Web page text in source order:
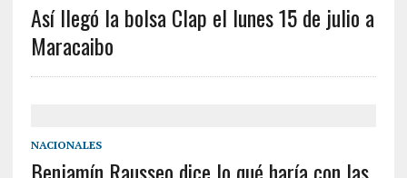
Así llegó la bolsa Clap el lunes 15 de julio a
Maracaibo
NACIONALES